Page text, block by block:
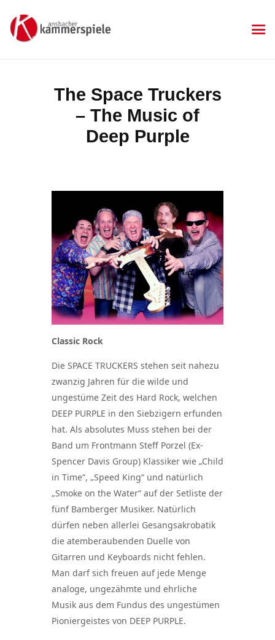
The Space Truckers
– The Music of
Deep Purple
KAMMERSPIELE
Aktuelles
Kartenkauf
Die Kammerspiele
Mitgliedschaft
Kontakt & Anfahrt
Impressum
Datenschutzerklärung
Classic Rock
Die SPACE TRUCKERS stehen seit nahezu
zwanzig Jahren für die wilde und
ungestüme Zeit des Hard Rock, welchen
DEEP PURPLE in den Siebzigern erfunden
hat. Als absolutes Muss stehen bei der
Band um Frontmann Steff Porzel (Ex-
Spencer Davis Group) Klassiker wie „Child
in Time“, „Speed King“ und natürlich
„Smoke on the Water“ auf der Setliste der
fünf Bamberger Musiker. Natürlich
dürfen neben allerlei Gesangsakrobatik
die atemberaubenden Duelle von
Gitarren und Keyboards nicht fehlen.
Man darf sich freuen auf jede Menge
analoge, ungezähmte und ehrliche
Musik aus dem Fundus des ungestümen
Pioniergeistes von DEEP PURPLE.